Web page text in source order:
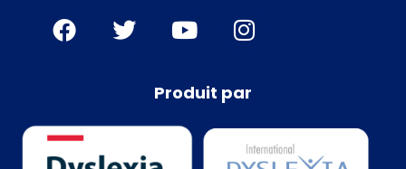
Produit par